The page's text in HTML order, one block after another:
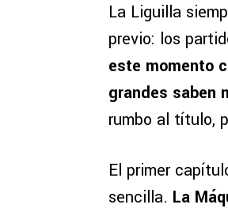
La Liguilla
previo: los
este momento
grandes saben
rumbo al título,
El primer
sencilla. La